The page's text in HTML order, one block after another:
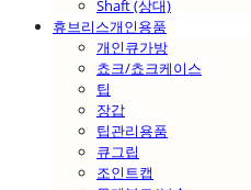
Shaft (상대)
휴브리스개인용품
개인큐가방
쵸크/쵸크케이스
팁
장갑
팁관리용품
큐그립
조인트캡